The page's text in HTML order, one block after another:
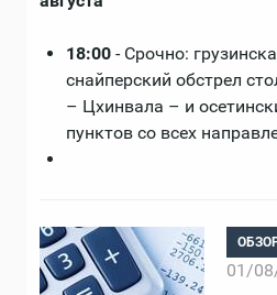
18:00 - Срочно:
снайперский обстрел
– Цхинвала – и
пунктов со всех
01/